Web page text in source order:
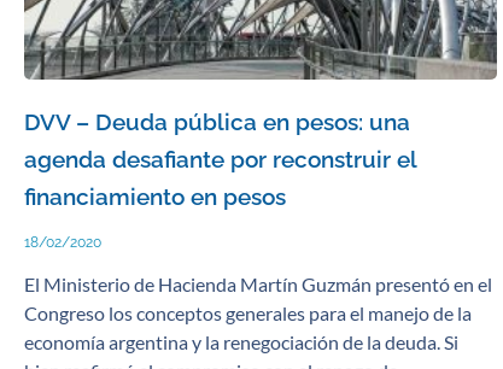
DVV – Deuda pública en pesos: una
agenda desafiante por reconstruir el
financiamiento en pesos
18/02/2020
El Ministerio de Hacienda Martín Guzmán presentó en el
Congreso los conceptos generales para el manejo de la
economía argentina y la renegociación de la deuda. Si